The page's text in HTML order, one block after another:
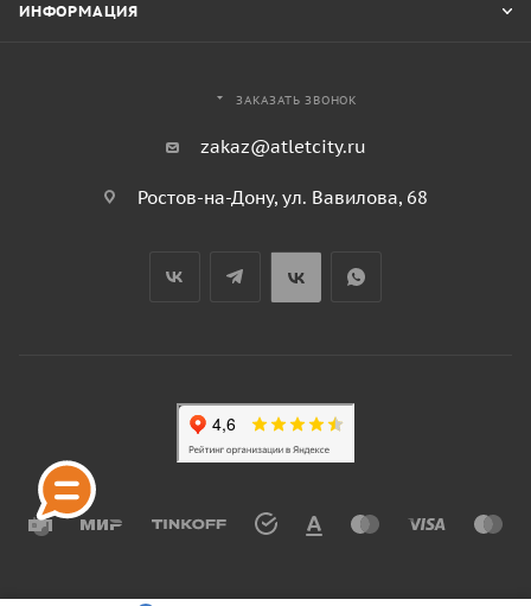
ИНФОРМАЦИЯ
ЗАКАЗАТЬ ЗВОНОК
zakaz@atletcity.ru
Ростов-на-Дону, ул. Вавилова, 68